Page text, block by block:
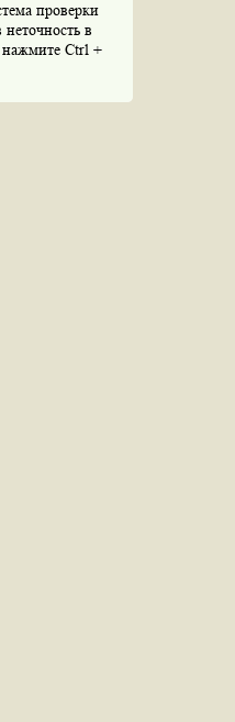
проверки
в
нажмите Ctrl +